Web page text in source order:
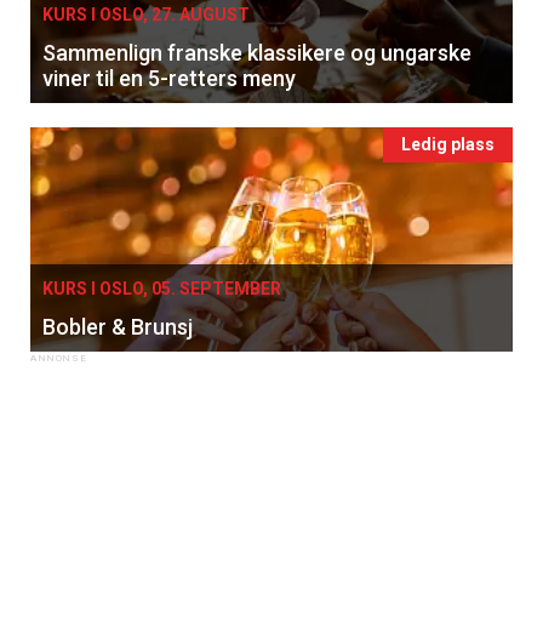
KURS I OSLO, 27. AUGUST
Sammenlign franske klassikere og ungarske
viner til en 5-retters meny
Ledig plass
KURS I OSLO, 05. SEPTEMBER
Bobler & Brunsj